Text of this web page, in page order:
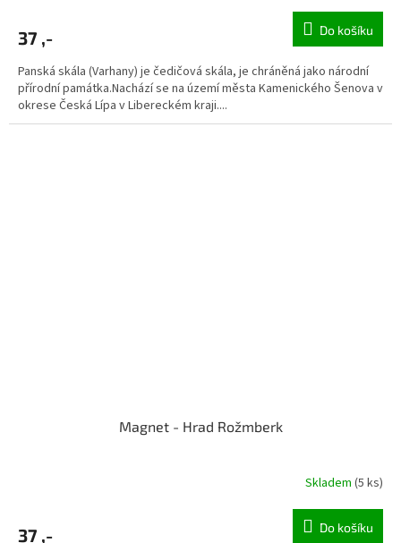
37 ,- Do košíku
Panská skála (Varhany) je čedičová skála, je chráněná jako národní
přírodní památka.Nachází se na území města Kamenického Šenova v
okrese Česká Lípa v Libereckém kraji....
Magnet - Hrad Rožmberk
Skladem (5 ks)
37 ,- Do košíku